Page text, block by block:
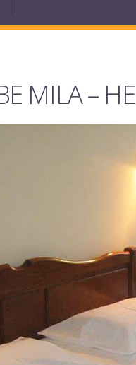
MILA –